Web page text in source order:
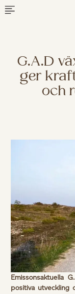
G.A.D
ger
och
Emissonsaktuella
positiva